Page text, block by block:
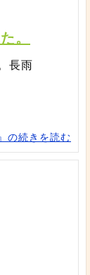
。
長雨
の続きを読む